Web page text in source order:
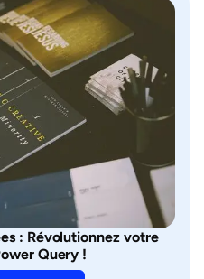
: Révolutionnez votre
Query !